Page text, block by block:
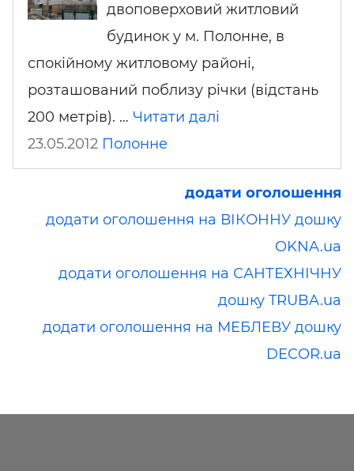
двоповерховий житловий
будинок у м. Полонне, в
спокійному житловому районі,
розташований поблизу річки (відстань
200 метрів). … Читати далі
23.05.2012 Полонне
додати оголошення
додати оголошення на ВІКОННУ дошку
OKNA.ua
додати оголошення на САНТЕХНІЧНУ
дошку TRUBA.ua
додати оголошення на МЕБЛЕВУ дошку
DECOR.ua